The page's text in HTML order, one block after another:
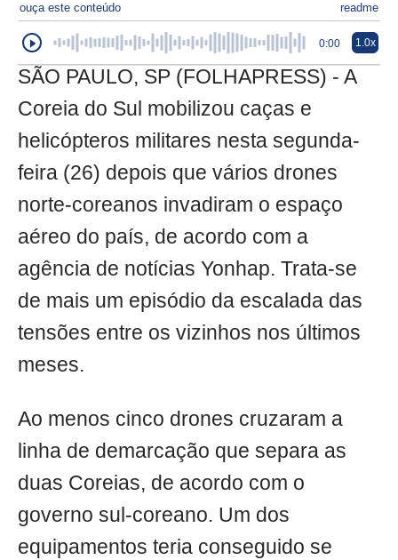
ouça este conteúdo readme
0:00 1.0x
SÃO PAULO, SP (FOLHAPRESS) - A
Coreia do Sul mobilizou caças e
helicópteros militares nesta segunda-
feira (26) depois que vários drones
norte-coreanos invadiram o espaço
aéreo do país, de acordo com a
agência de notícias Yonhap. Trata-se
de mais um episódio da escalada das
tensões entre os vizinhos nos últimos
meses.
Ao menos cinco drones cruzaram a
linha de demarcação que separa as
duas Coreias, de acordo com o
governo sul-coreano. Um dos
equipamentos teria conseguido se